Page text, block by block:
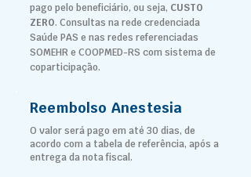
pago pelo beneficiário, ou seja, CUSTO
ZERO. Consultas na rede credenciada
Saúde PAS e nas redes referenciadas
SOMEHR e COOPMED-RS com sistema de
coparticipação.
Reembolso Anestesia
O valor será pago em até 30 dias, de
acordo com a tabela de referência, após a
entrega da nota fiscal.